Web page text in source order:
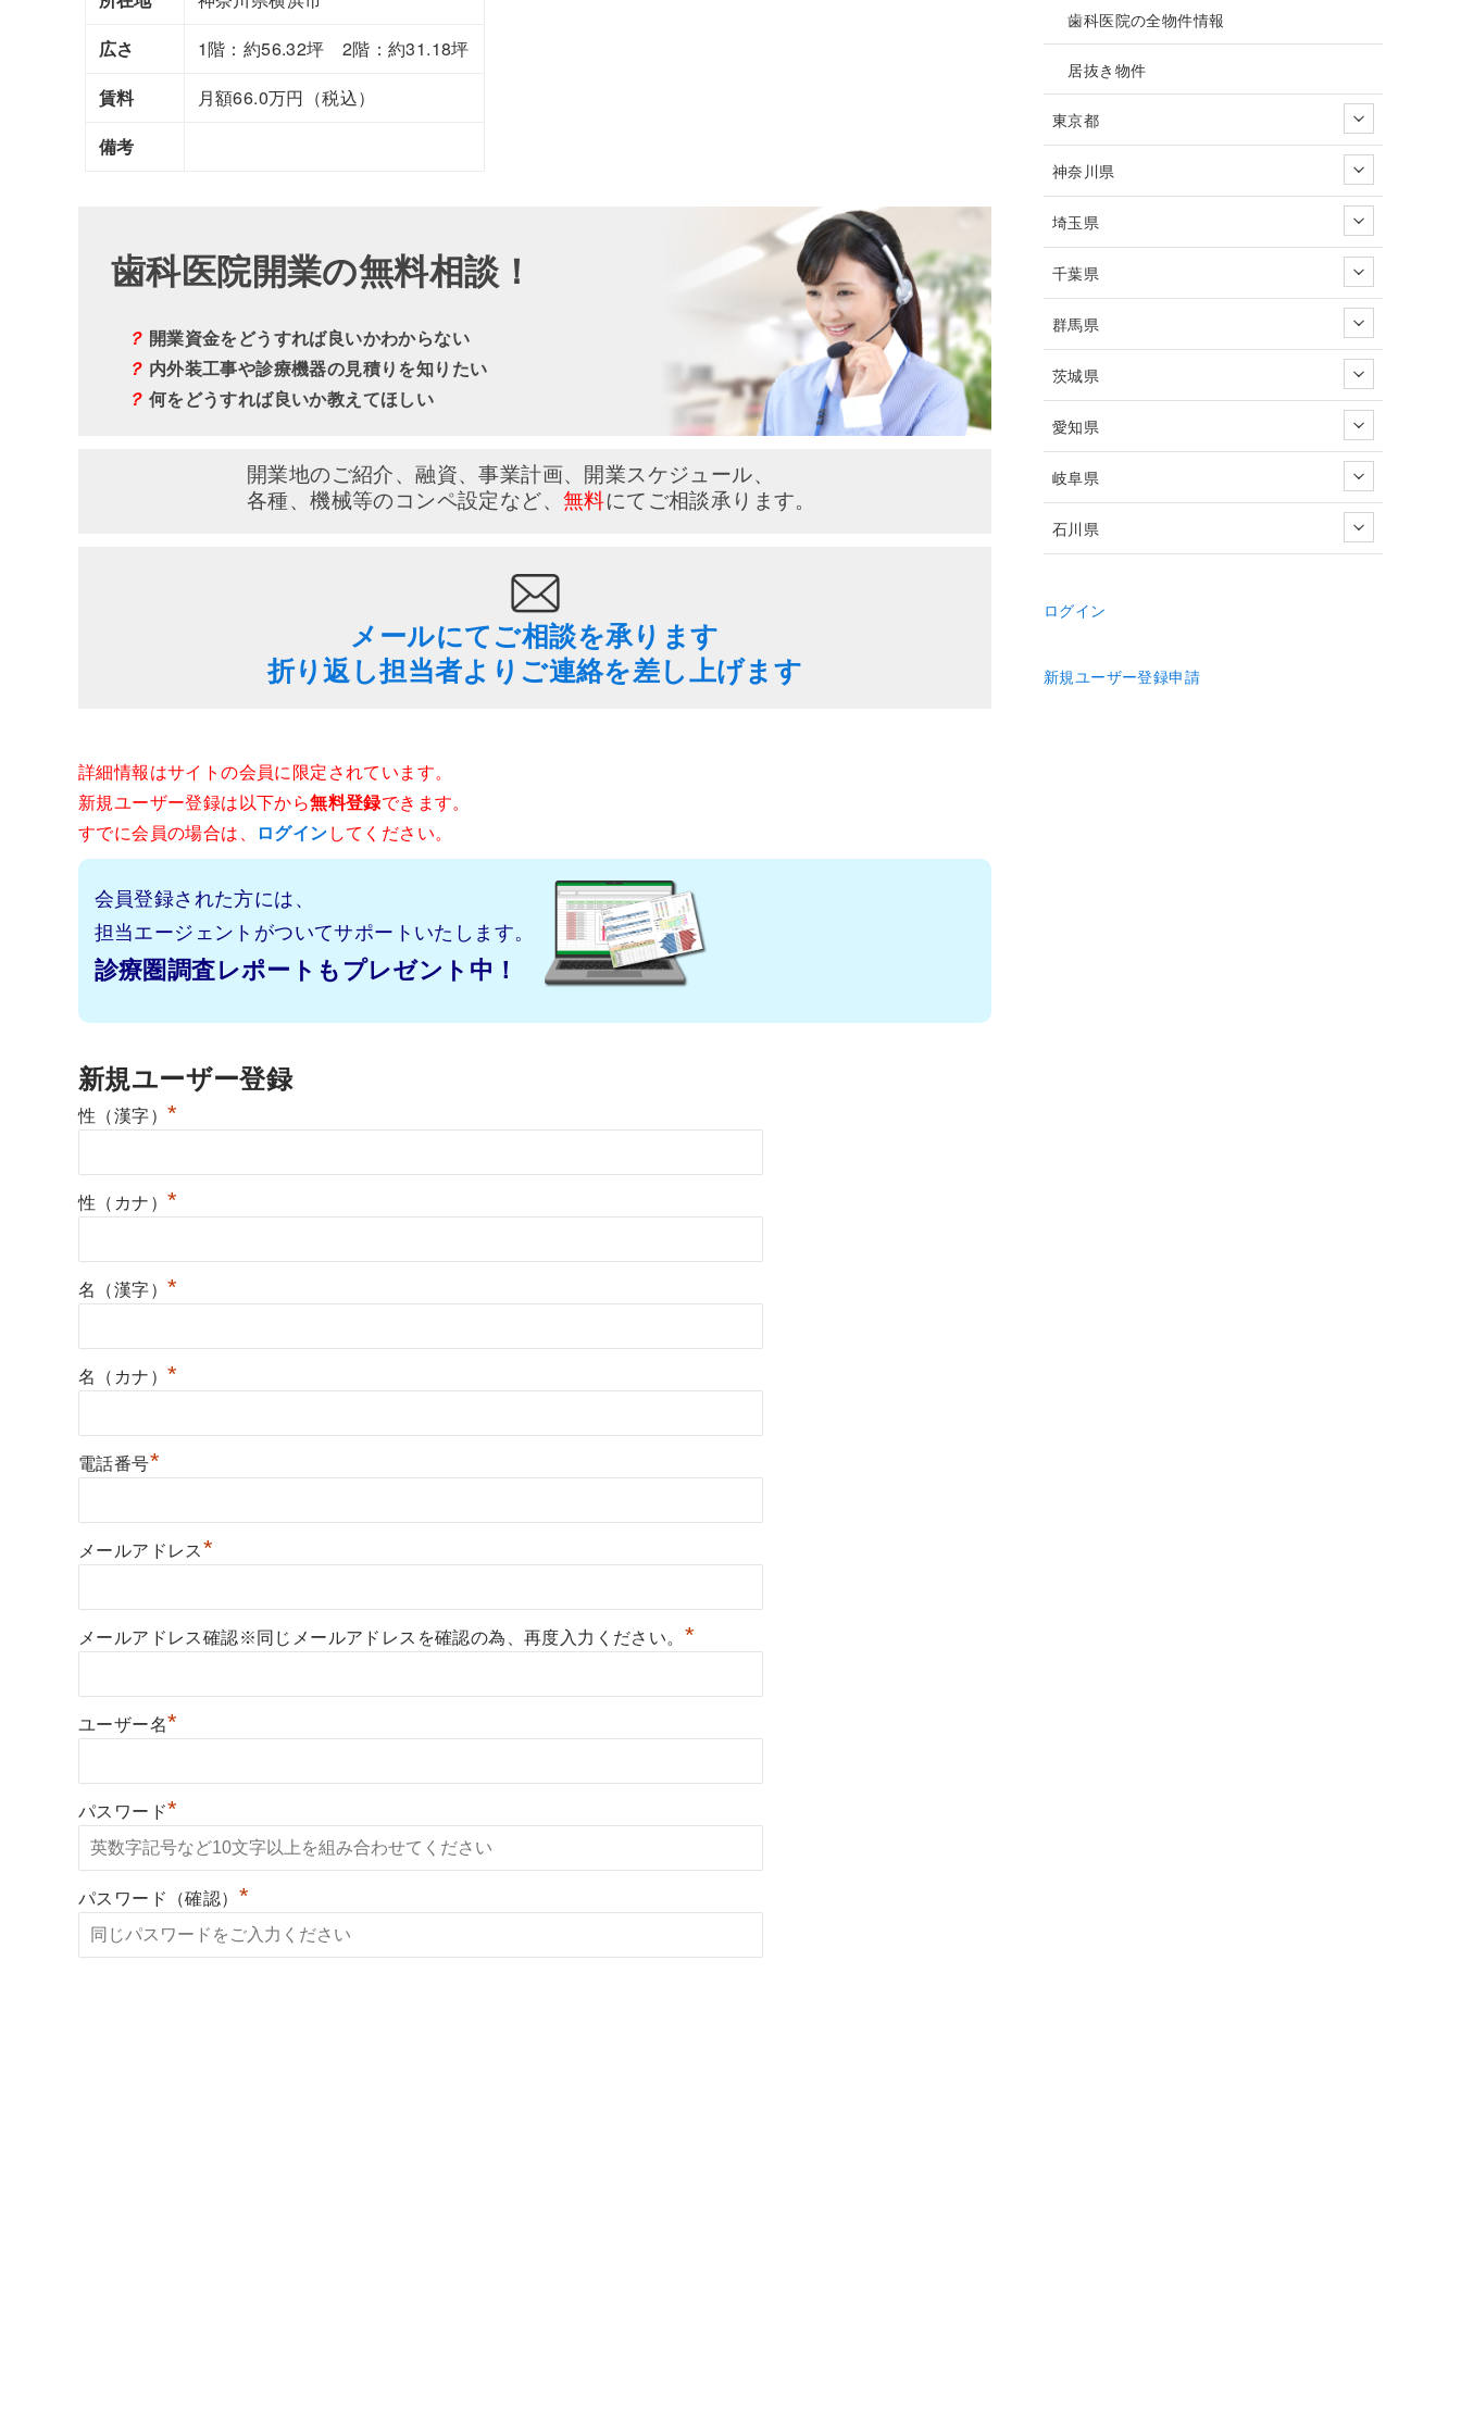
広さ
1階：約56.32坪 2階：約31.18坪
賃料
月額66.0万円（税込）
備考
歯科医院開業の無料相談！
？ 開業資金をどうすれば良いかわからない
？ 内外装工事や診療機器の見積りを知りたい
？ 何をどうすれば良いか教えてほしい
開業地のご紹介、融資、事業計画、開業スケジュール、
各種、機械等のコンペ設定など、 無料にてご相談承ります。
メールにてご相談を承ります
折り返し担当者よりご連絡を差し上げます
詳細情報はサイトの会員に限定されています。
新規ユーザー登録は以下から無料登録できます。
すでに会員の場合は、
ログインしてください。
会員登録された方には、
担当エージェントがついてサポートいたします。
診療圏調査レポートもプレゼント中！
新規ユーザー登録
性（漢字） *
性（カナ） *
名（漢字） *
名（カナ） *
電話番号*
メールアドレス*
メールアドレス確認※同じメールアドレスを確認の為、再度入力ください。 *
ユーザー名*
パスワード*
パスワード（確認） *
歯科医院の全物件情報
居抜き物件
東京都
神奈川県
埼玉県
千葉県
群馬県
茨城県
愛知県
岐阜県
石川県
ログイン
新規ユーザー登録申請